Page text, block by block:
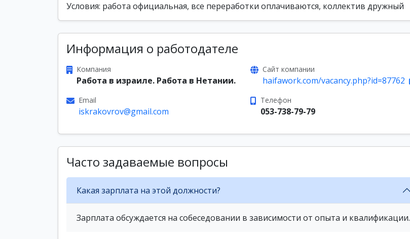
Условия: работа официальная, все переработки оплачиваются, коллектив дружный
Информация о работодателе
Компания
Работа в израиле. Работа в Нетании.
Сайт компании
haifawork.com/vacancy.php?id=87762
Email
iskrakovrov@gmail.com
Телефон
053-738-79-79
Часто задаваемые вопросы
Какая зарплата на этой должности?
Зарплата обсуждается на собеседовании в зависимости от опыта и квалификации.